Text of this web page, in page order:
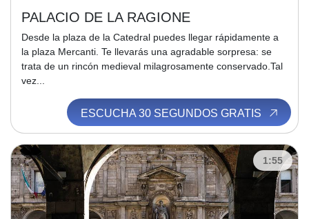
PALACIO DE LA RAGIONE
Desde la plaza de la Catedral puedes llegar rápidamente a
la plaza Mercanti. Te llevarás una agradable sorpresa: se
trata de un rincón medieval milagrosamente conservado.Tal
vez...
ESCUCHA 30 SEGUNDOS GRATIS
1:55